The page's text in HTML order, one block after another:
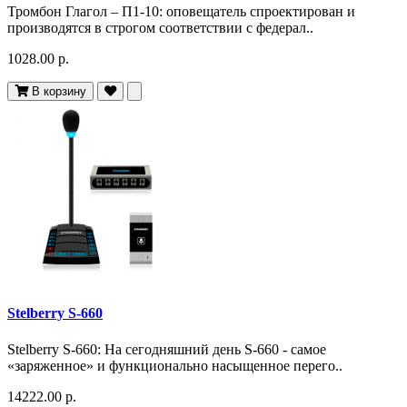
Тромбон Глагол – П1-10: оповещатель спроектирован и
производятся в строгом соответствии с федерал..
1028.00 р.
В корзину
Stelberry S-660
Stelberry S-660: На сегодняшний день S-660 - самое
«заряженное» и функционально насыщенное перего..
14222.00 р.